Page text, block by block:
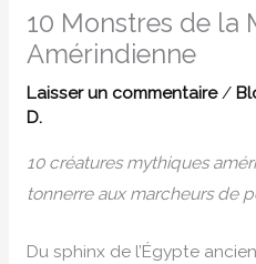
10 Monstres de la
Amérindienne
Laisser un commentaire /
D.
10 créatures mythiques
tonnerre aux marcheurs de
Du sphinx de l’Égypte